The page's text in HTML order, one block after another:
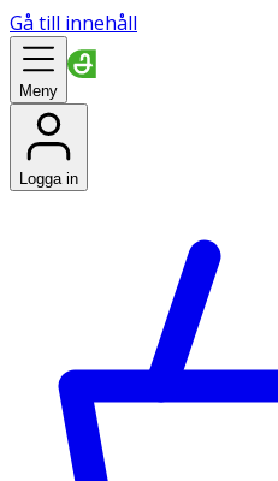
Gå till innehåll
Meny
Logga in